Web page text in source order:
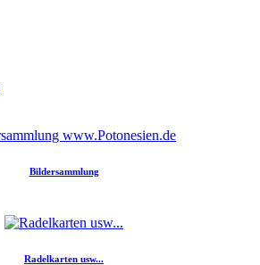
Bildersammlung
Radelkarten usw...